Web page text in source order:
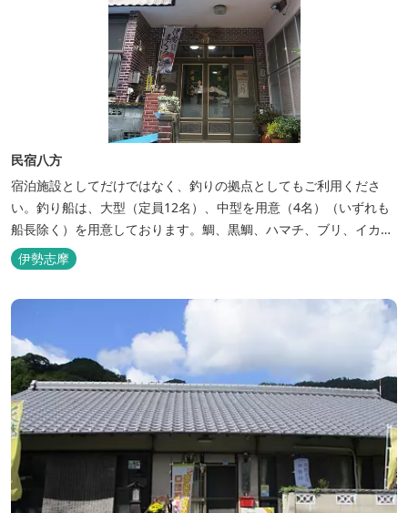
民宿八方
宿泊施設としてだけではなく、釣りの拠点としてもご利用くださ
い。釣り船は、大型（定員12名）、中型を用意（4名）（いずれも
船長除く）を用意しております。鯛、黒鯛、ハマチ、ブリ、イカ
等、お客様のご要望に合わせた漁場にご案内いたします。当店か
ら、徒歩2分です。
伊勢志摩